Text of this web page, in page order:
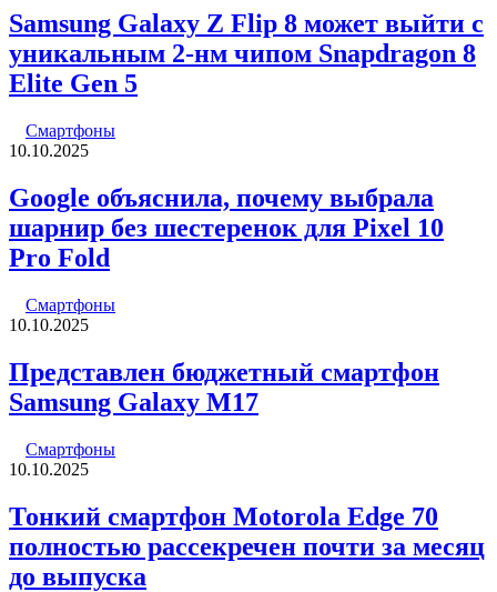
Samsung Galaxy Z Flip 8 может выйти с
уникальным 2-нм чипом Snapdragon 8
Elite Gen 5
Смартфоны
10.10.2025
Google объяснила, почему выбрала
шарнир без шестеренок для Pixel 10
Pro Fold
Смартфоны
10.10.2025
Представлен бюджетный смартфон
Samsung Galaxy M17
Смартфоны
10.10.2025
Тонкий смартфон Motorola Edge 70
полностью рассекречен почти за месяц
до выпуска